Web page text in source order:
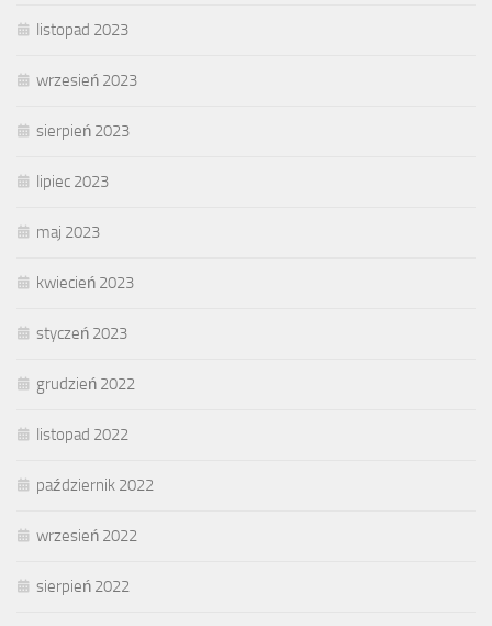
listopad 2023
wrzesień 2023
sierpień 2023
lipiec 2023
maj 2023
kwiecień 2023
styczeń 2023
grudzień 2022
listopad 2022
październik 2022
wrzesień 2022
sierpień 2022